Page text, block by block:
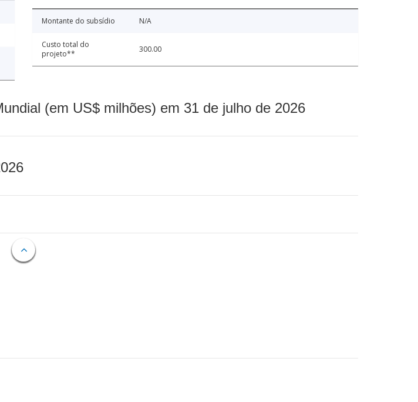
Montante do subsídio N/A
Custo total do
projeto**
300.00
(em US$ milhões) em 31 de julho de 2026